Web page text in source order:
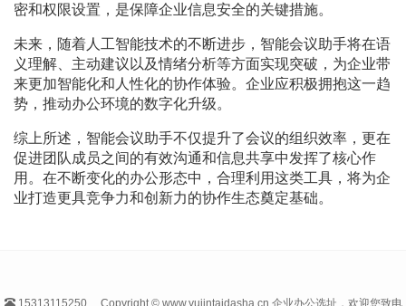
密和权限设置，是保障企业信息安全的关键措施。
未来，随着人工智能技术的不断进步，智能会议助手将在语
义理解、主动建议以及情绪分析等方面实现突破，为企业带
来更加智能化和人性化的协作体验。企业应积极拥抱这一趋
势，推动办公环境的数字化升级。
综上所述，智能会议助手不仅提升了会议的组织效率，更在
促进团队成员之间的有效沟通和信息共享中发挥了核心作
用。在不断变化的办公形态中，合理利用这类工具，将为企
业打造更具竞争力和创新力的协作生态奠定基础。